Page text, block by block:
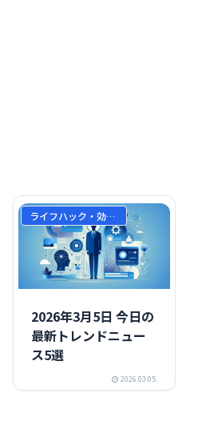
ライフハック・効率化
2026年3月5日 今日の
最新トレンドニュー
ス5選
2026.03.05